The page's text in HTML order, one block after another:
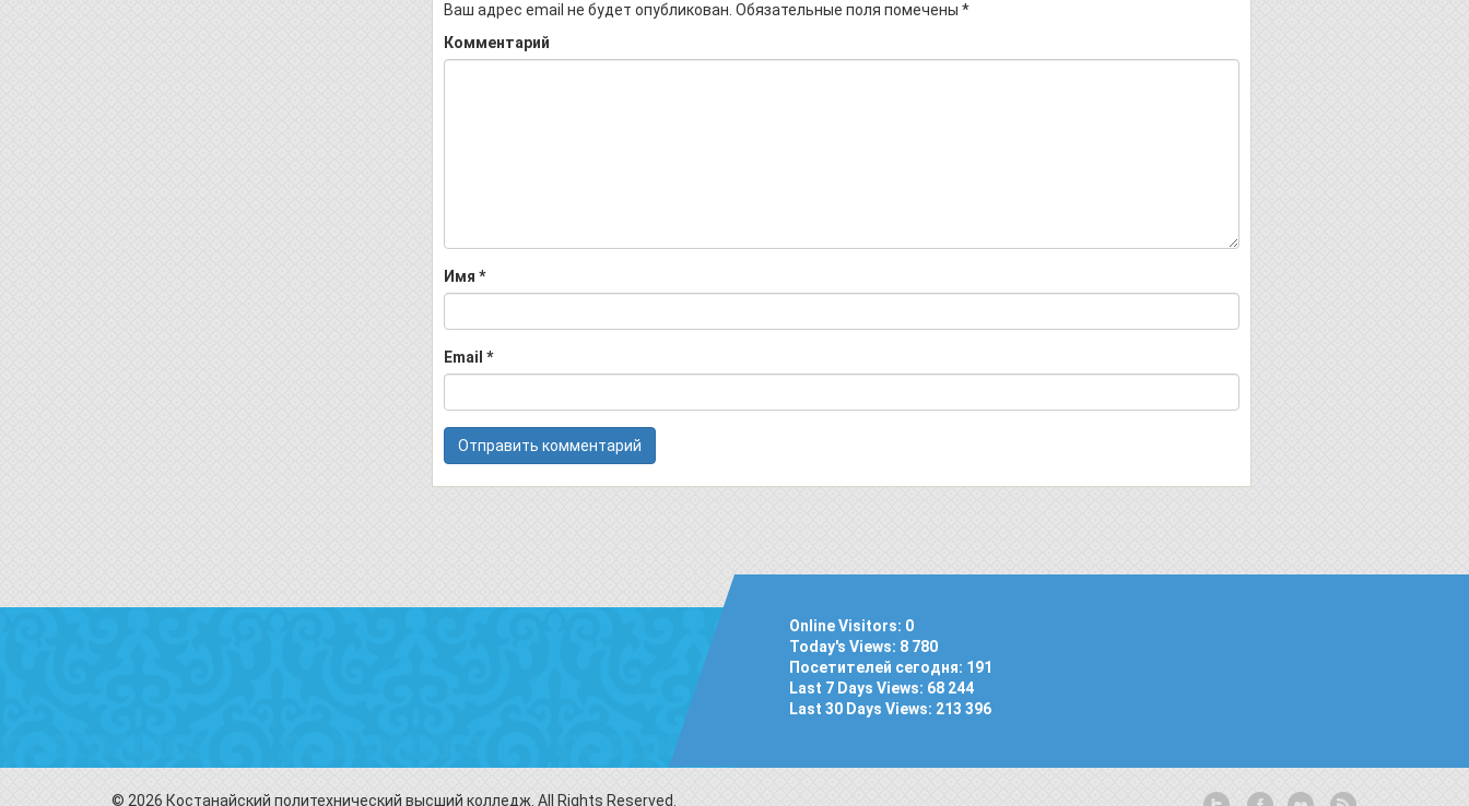
Ваш адрес email не будет опубликован. Обязательные поля помечены *
Комментарий
Имя *
Email *
Online Visitors: 0
Today's Views: 8 780
Посетителей сегодня: 191
Last 7 Days Views: 68 244
Last 30 Days Views: 213 396
© 2026 Костанайский политехнический высший колледж. All Rights Reserved.